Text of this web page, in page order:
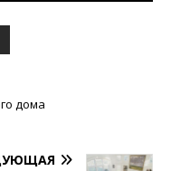
дома